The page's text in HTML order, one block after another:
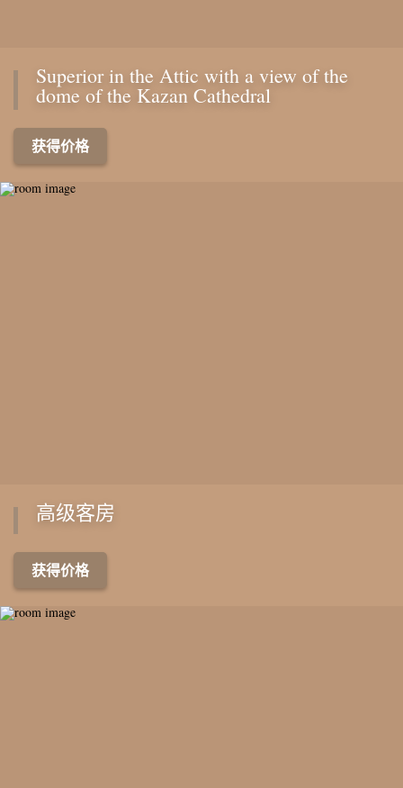
Superior in the Attic with a view of the
dome of the Kazan Cathedral
获得价格
高级客房
获得价格